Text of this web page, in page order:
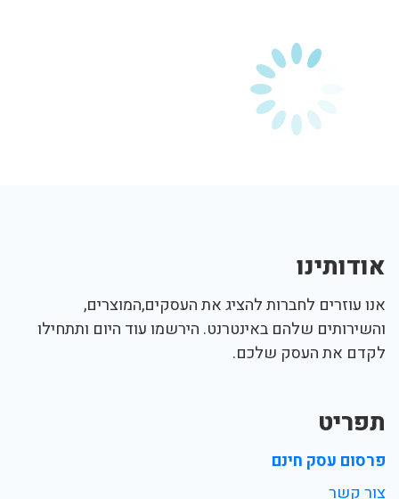
אודותינו
אנו עוזרים לחברות להציג את העסקים,המוצרים,
והשירותים שלהם באינטרנט. הירשמו עוד היום ותתחילו
לקדם את העסק שלכם.
תפריט
פרסום עסק חינם
צור קשר